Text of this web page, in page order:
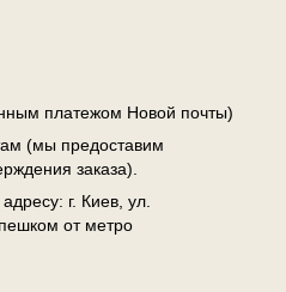
платежом Новой почты)
(мы предоставим
заказа).
г. Киев, ул.
от метро